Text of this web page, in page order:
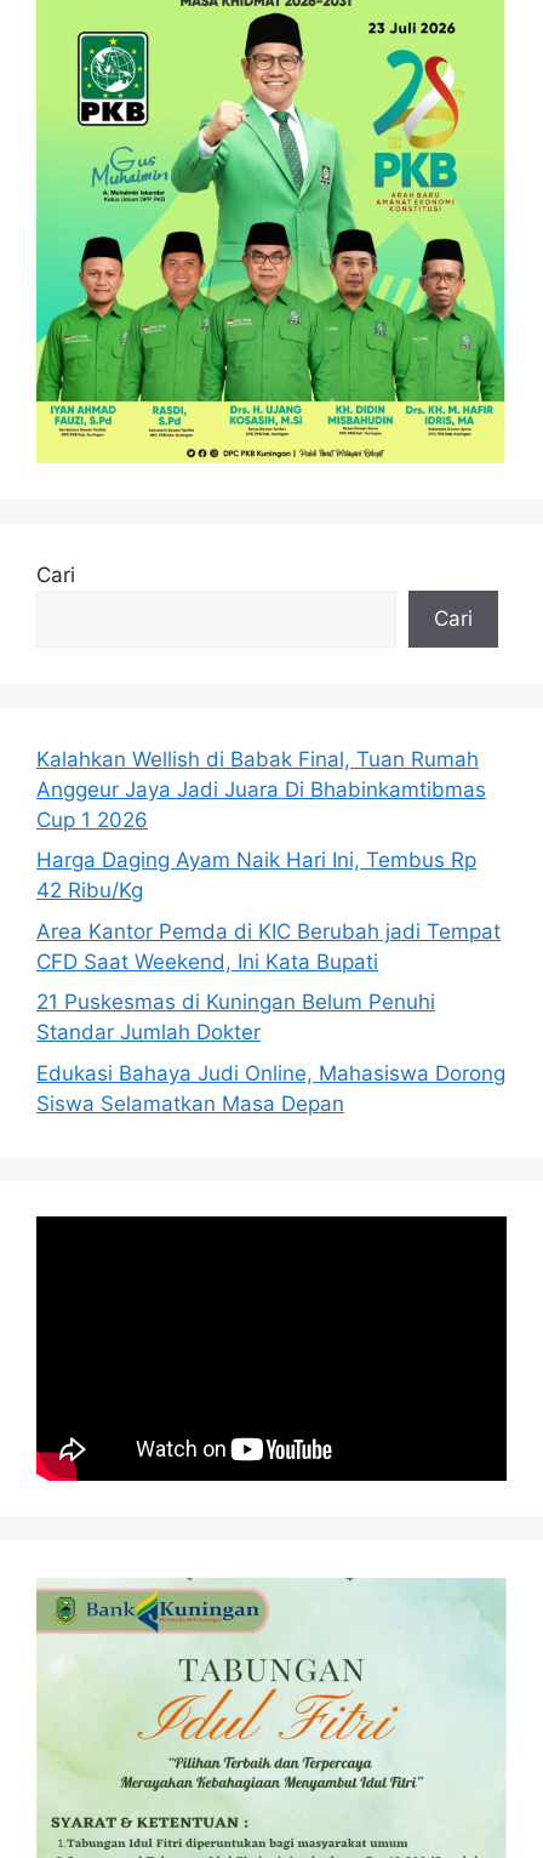
Cari
Cari
Kalahkan Wellish di Babak Final, Tuan Rumah
Anggeur Jaya Jadi Juara Di Bhabinkamtibmas
Cup 1 2026
Harga Daging Ayam Naik Hari Ini, Tembus Rp
42 Ribu/Kg
Area Kantor Pemda di KIC Berubah jadi Tempat
CFD Saat Weekend, Ini Kata Bupati
21 Puskesmas di Kuningan Belum Penuhi
Standar Jumlah Dokter
Edukasi Bahaya Judi Online, Mahasiswa Dorong
Siswa Selamatkan Masa Depan